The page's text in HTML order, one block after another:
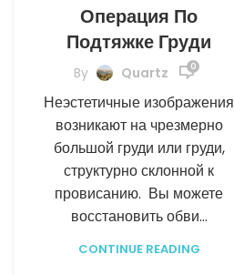
Операция По
Подтяжке Груди
By Quartz 0
Неэстетичные изображения
возникают на чрезмерно
большой груди или груди,
структурно склонной к
провисанию. Вы можете
восстановить обви...
CONTINUE READING